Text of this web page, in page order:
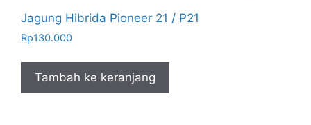
Jagung Hibrida Pioneer 21 / P21
Rp130.000
Tambah ke keranjang